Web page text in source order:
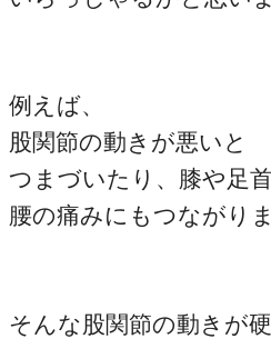
例えば、
股関節の動きが悪いと
つまづいたり、膝や足首
腰の痛みにもつながりま
そんな股関節の動きが